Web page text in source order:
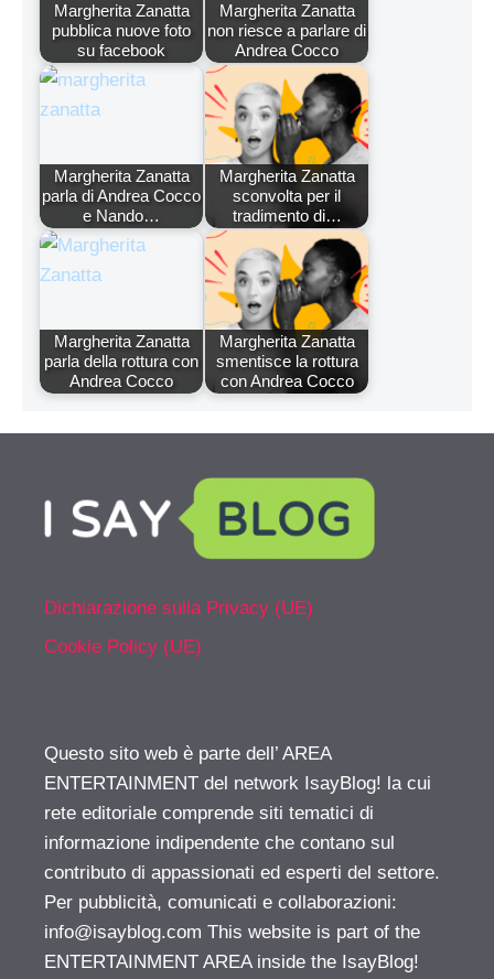
Margherita Zanatta
pubblica nuove foto
su facebook
Margherita Zanatta
non riesce a parlare di
Andrea Cocco
Margherita Zanatta
parla di Andrea Cocco
e Nando…
Margherita Zanatta
sconvolta per il
tradimento di…
Margherita Zanatta
parla della rottura con
Andrea Cocco
Margherita Zanatta
smentisce la rottura
con Andrea Cocco
Dichiarazione sulla Privacy (UE)
Cookie Policy (UE)
Questo sito web è parte dell’ AREA
ENTERTAINMENT del network IsayBlog! la cui
rete editoriale comprende siti tematici di
informazione indipendente che contano sul
contributo di appassionati ed esperti del settore.
Per pubblicità, comunicati e collaborazioni:
info@isayblog.com This website is part of the
ENTERTAINMENT AREA inside the IsayBlog!